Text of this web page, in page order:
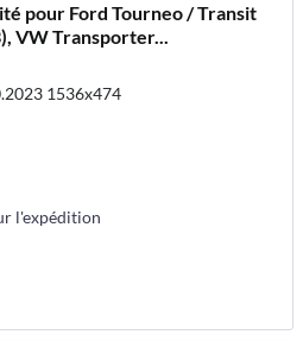
pour Ford Tourneo / Transit
VW Transporter...
1536x474
l'expédition